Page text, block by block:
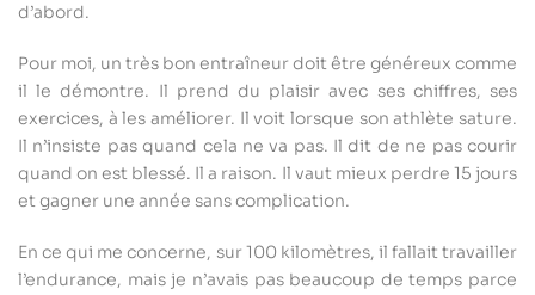
d’abord.
Pour moi, un très bon entraîneur doit être généreux comme
il le démontre. Il prend du plaisir avec ses chiffres, ses
exercices, à les améliorer. Il voit lorsque son athlète sature.
Il n’insiste pas quand cela ne va pas. Il dit de ne pas courir
quand on est blessé. Il a raison. Il vaut mieux perdre 15 jours
et gagner une année sans complication.
En ce qui me concerne, sur 100 kilomètres, il fallait travailler
l’endurance, mais je n’avais pas beaucoup de temps parce